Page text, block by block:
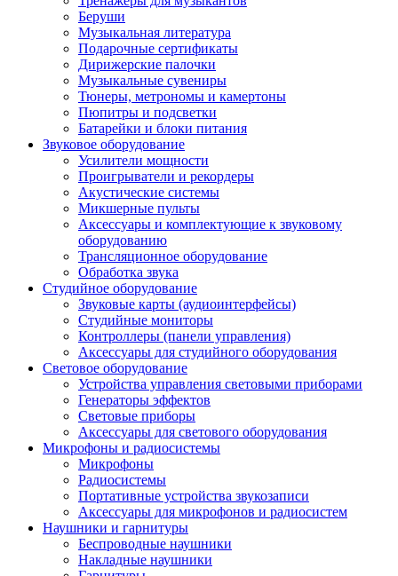
Беруши
Музыкальная литература
Подарочные сертификаты
Дирижерские палочки
Музыкальные сувениры
Тюнеры, метрономы и камертоны
Пюпитры и подсветки
Батарейки и блоки питания
Звуковое оборудование
Усилители мощности
Проигрыватели и рекордеры
Акустические системы
Микшерные пульты
Аксессуары и комплектующие к звуковому
оборудованию
Трансляционное оборудование
Обработка звука
Студийное оборудование
Звуковые карты (аудиоинтерфейсы)
Студийные мониторы
Контроллеры (панели управления)
Аксессуары для студийного оборудования
Световое оборудование
Устройства управления световыми приборами
Генераторы эффектов
Световые приборы
Аксессуары для светового оборудования
Микрофоны и радиосистемы
Микрофоны
Радиосистемы
Портативные устройства звукозаписи
Аксессуары для микрофонов и радиосистем
Наушники и гарнитуры
Беспроводные наушники
Накладные наушники